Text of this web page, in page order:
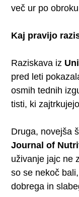
več ur po
Kaj pravijo
Raziskava iz
pred leti
osmih tednih
tisti, ki
Druga, novejša
Journal of
uživanje jajc ne
so se nekoč
dobrega in